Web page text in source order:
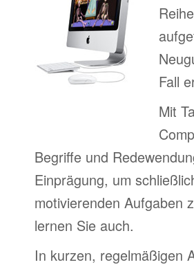
Fall
Mit
Begriffe und
Einprägung, um
motivierenden Aufgaben
lernen Sie auch.
In kurzen, regelmäßigen